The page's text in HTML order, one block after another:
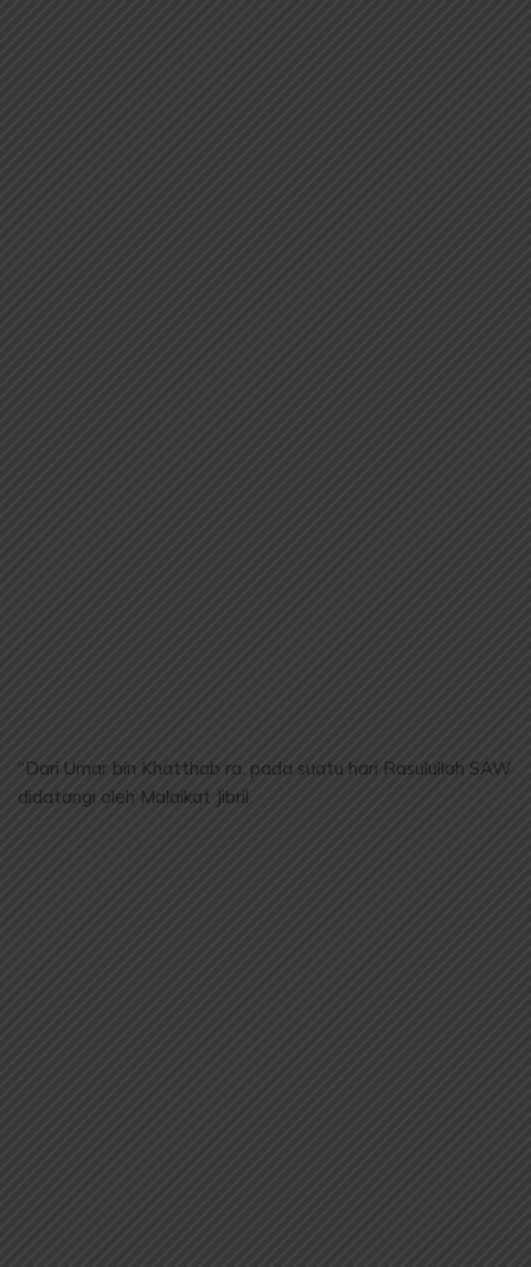
“Dari Umar bin Khatthab ra. pada suatu hari Rasulullah SAW
didatangi oleh Malaikat Jibril.